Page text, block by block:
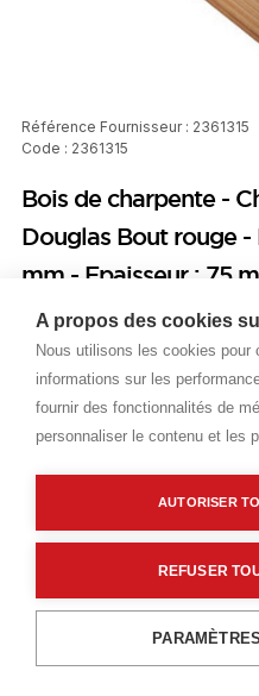
A propos des cookies
Nous utilisons les cookies pour
informations sur les
fournir des fonctionnalités de
personnaliser le contenu et les
AUTORISER
REFUSER
Référence Fournisseur : 2361315
Code : 2361315
Bois de charpente -
Douglas Bout rouge -
mm - Epaisseur : 75
mm
Prix public
20,45 €TTC/ML
Livraisons &
Livraison standard Sur
Ajouter